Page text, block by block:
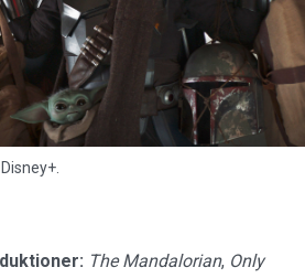
The Mandalorian, Only